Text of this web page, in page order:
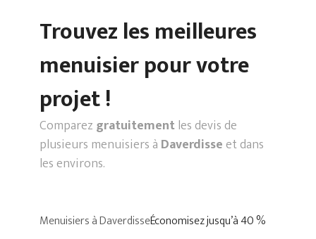
Trouvez les meilleures
menuisier pour votre
projet !
Comparez gratuitementles devis de
plusieurs menuisiers à Daverdisseet dans
les environs.
Menuisiers à DaverdisseÉconomisez jusqu’à 40 %